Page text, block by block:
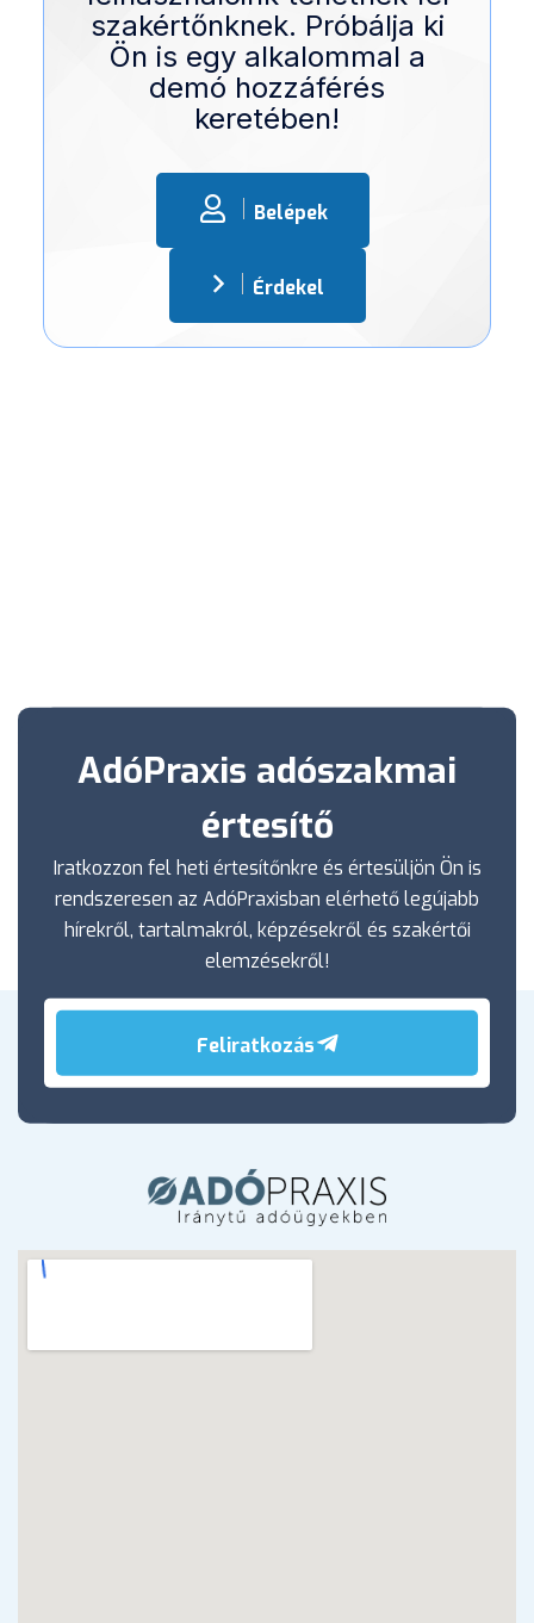
szakértőnknek. Próbálja ki
Ön is egy alkalommal a
demó hozzáférés
keretében!
Belépek
Érdekel
AdóPraxis adószakmai
értesítő
Iratkozzon fel heti értesítőnkre és értesüljön Ön is
rendszeresen az AdóPraxisban elérhető legújabb
hírekről, tartalmakról, képzésekről és szakértői
elemzésekről!
Feliratkozás